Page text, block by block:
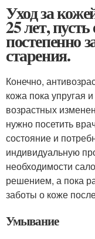
Уход за
25 лет,
постепенно
старения.
Конечно,
кожа пока упругая
возрастных
нужно посетить
состояние и
индивидуальную
необходимости
решением, а пока
заботы о коже
Умывание